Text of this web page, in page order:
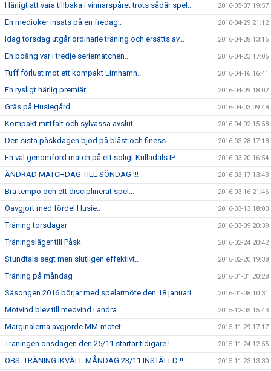
Härligt att vara tillbaka i vinnarspåret trots sådär spel.. 2016-05-07 19:57
En medioker insats på en fredag.. 2016-04-29 21:12
Idag torsdag utgår ordinarie träning och ersätts av... 2016-04-28 13:15
En poäng var i tredje seriematchen.. 2016-04-23 17:05
Tuff förlust mot ett kompakt Limhamn.. 2016-04-16 16:41
En rysligt härlig premiär.. 2016-04-09 18:02
Gräs på Husiegård.. 2016-04-03 09:48
Kompakt mittfält och sylvassa avslut.. 2016-04-02 15:58
Den sista påskdagen bjöd på blåst och finess.. 2016-03-28 17:18
En väl genomförd match på ett soligt Kulladals IP.. 2016-03-20 16:54
ÄNDRAD MATCHDAG TILL SÖNDAG !!! 2016-03-17 13:43
Bra tempo och ett disciplinerat spel... 2016-03-16 21:46
Oavgjort med fördel Husie.. 2016-03-13 18:00
Träning torsdagar 2016-03-09 20:39
Träningsläger till Påsk 2016-02-24 20:42
Stundtals segt men slutligen effektivt.. 2016-02-20 19:38
Träning på måndag 2016-01-31 20:28
Säsongen 2016 börjar med spelarmöte den 18 januari 2016-01-08 10:31
Motvind blev till medvind i andra... 2015-12-05 15:43
Marginalerna avgjorde MM-mötet.. 2015-11-29 17:17
Träningen onsdagen den 25/11 startar tidigare ! 2015-11-24 12:55
OBS. TRÄNING IKVÄLL MÅNDAG 23/11 INSTÄLLD !! 2015-11-23 13:30